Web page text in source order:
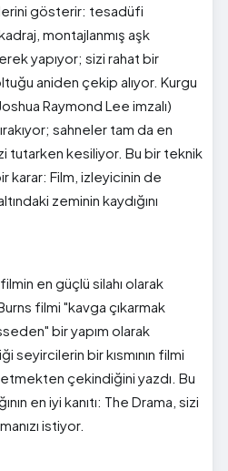
gösterir: tesadüfi
montajlanmış aşk
yapıyor; sizi rahat bir
aniden çekip alıyor. Kurgu
Raymond Lee imzalı)
sahneler tam da en
tutarken kesiliyor. Bu bir teknik
Film, izleyicinin de
zeminin kaydığını
en güçlü silahı olarak
filmi "kavga çıkarmak
bir yapım olarak
seyircilerin bir kısmının filmi
çekindiğini yazdı. Bu
en iyi kanıtı: The Drama, sizi
istiyor.